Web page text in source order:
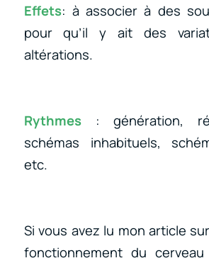
Effets: à associer à des
pour qu’il y ait des
altérations.
Rythmes
: génération,
schémas inhabituels,
etc.
Si vous avez lu mon article
fonctionnement du